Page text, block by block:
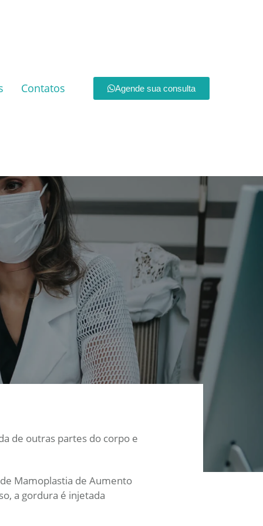
Contatos Agende sua consulta
de outras partes do corpo e
Mamoplastia de Aumento
a gordura é injetada